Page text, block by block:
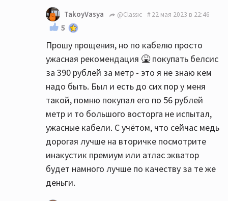
И да- не спешите бежать в магазин-
возможно сейчас более опытные
товарищи подскажут ещё что-нибудь
интересное. Послушайте разные мнения. А
потом очень желательно послушайте
акустику перед покупкой (и желательно со
своим или аналогичным аппаратом).
Разные АС имеют разный почерк, вдруг
именно Heco Вам не зайдёт. Я перед
приобретением своих колонок слушал
разных претендентов, пока не сделал
выбор. Не торопитесь.
TakoyVasya @Classic 22 мая 2023 в 22:46
5
Прошу прощения, но по кабелю просто
ужасная рекомендация 🤮 покупать белсис
за 390 рублей за метр - это я не знаю кем
надо быть. Был и есть до сих пор у меня
такой, помню покупал его по 56 рублей
метр и то большого восторга не испытал,
ужасные кабели. С учётом, что сейчас медь
дорогая лучше на вторичке посмотрите
инакустик премиум или атлас экватор
будет намного лучше по качеству за те же
деньги.